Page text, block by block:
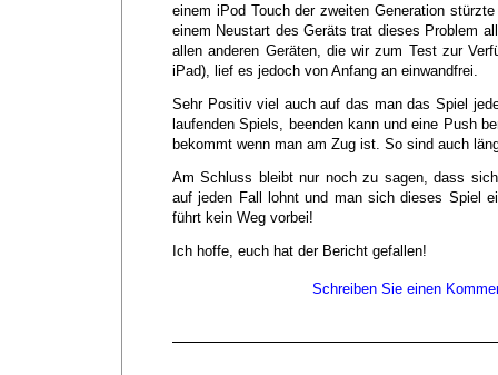
einem iPod Touch der zweiten Generation
einem Neustart des Geräts trat dieses Problem
allen anderen Geräten, die wir zum Test zur
iPad), lief es jedoch von Anfang an einwandfrei.
Sehr Positiv viel auch auf das man das Spiel
laufenden Spiels, beenden kann und eine Push
bekommt wenn man am Zug ist. So sind auch
Am Schluss bleibt nur noch zu sagen, dass
auf jeden Fall lohnt und man sich dieses Spiel
führt kein Weg vorbei!
Ich hoffe, euch hat der Bericht gefallen!
Schreiben Sie einen